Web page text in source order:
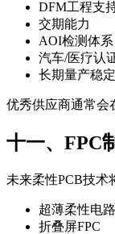
DFM工程支
交期能力
AOI检测体系
汽车/医疗认
长期量产稳
优秀供应商通常会
十一、FPC
未来柔性PCB技术
超薄柔性电路
折叠屏FPC